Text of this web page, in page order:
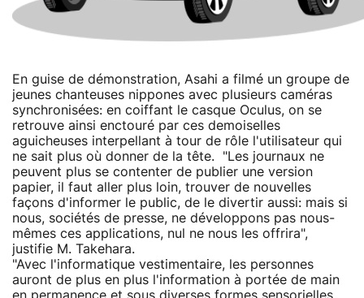
En guise de démonstration, Asahi a filmé un groupe de
jeunes chanteuses nippones avec plusieurs caméras
synchronisées: en coiffant le casque Oculus, on se
retrouve ainsi enctouré par ces demoiselles
aguicheuses interpellant à tour de rôle l'utilisateur qui
ne sait plus où donner de la tête. "Les journaux ne
peuvent plus se contenter de publier une version
papier, il faut aller plus loin, trouver de nouvelles
façons d'informer le public, de le divertir aussi: mais si
nous, sociétés de presse, ne développons pas nous-
mêmes ces applications, nul ne nous les offrira",
justifie M. Takehara.
"Avec l'informatique vestimentaire, les personnes
auront de plus en plus l'information à portée de main
en permanence et sous diverses formes sensorielles,